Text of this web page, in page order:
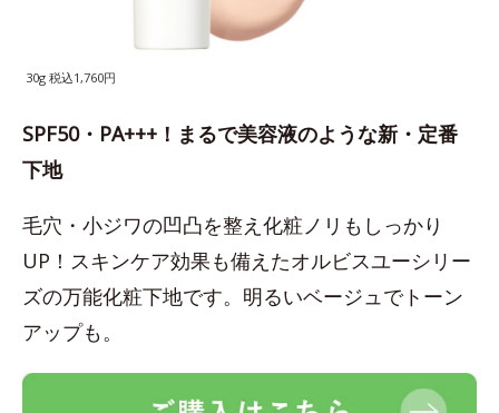
30g 税込1,760円
SPF50・PA+++！まるで美容液のような新・定番
下地
毛穴・小ジワの凹凸を整え化粧ノリもしっかり
UP！スキンケア効果も備えたオルビスユーシリー
ズの万能化粧下地です。明るいベージュでトーン
アップも。